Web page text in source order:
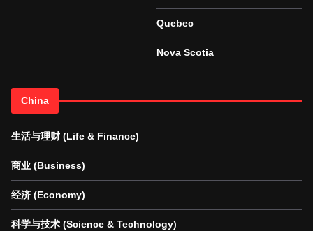
Quebec
Nova Scotia
China
生活与理财 (Life & Finance)
商业 (Business)
经济 (Economy)
科学与技术 (Science & Technology)